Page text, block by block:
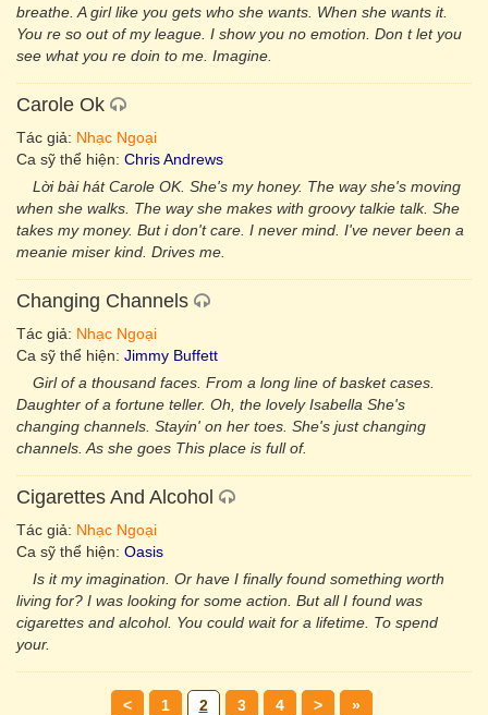
breathe. A girl like you gets who she wants. When she wants it.
You re so out of my league. I show you no emotion. Don t let you
see what you re doin to me. Imagine.
Carole Ok
Tác giả: Nhạc Ngoại
Ca sỹ thể hiện: Chris Andrews
Lời bài hát Carole OK. She's my honey. The way she's moving
when she walks. The way she makes with groovy talkie talk. She
takes my money. But i don't care. I never mind. I've never been a
meanie miser kind. Drives me.
Changing Channels
Tác giả: Nhạc Ngoại
Ca sỹ thể hiện: Jimmy Buffett
Girl of a thousand faces. From a long line of basket cases.
Daughter of a fortune teller. Oh, the lovely Isabella She's
changing channels. Stayin' on her toes. She's just changing
channels. As she goes This place is full of.
Cigarettes And Alcohol
Tác giả: Nhạc Ngoại
Ca sỹ thể hiện: Oasis
Is it my imagination. Or have I finally found something worth
living for? I was looking for some action. But all I found was
cigarettes and alcohol. You could wait for a lifetime. To spend
your.
< 1 2 3 4 > »